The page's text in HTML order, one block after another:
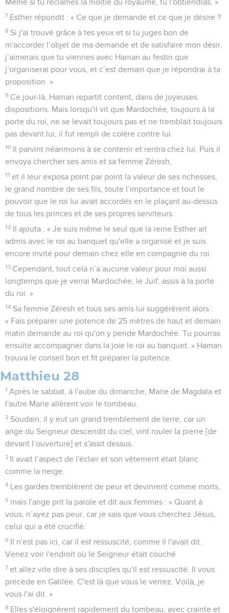
Même si tu réclames la moitié du royaume, tu l'obtiendras. »
7 Esther répondit : « Ce que je demande et ce que je désire ?
8 Si j'ai trouvé grâce à tes yeux et si tu juges bon de
m'accorder l’objet de ma demande et de satisfaire mon désir,
j’aimerais que tu viennes avec Haman au festin que
j’organiserai pour vous, et c’est demain que je répondrai à ta
proposition. »
9 Ce jour-là, Haman repartit content, dans de joyeuses
dispositions. Mais lorsqu'il vit que Mardochée, toujours à la
porte du roi, ne se levait toujours pas et ne tremblait toujours
pas devant lui, il fut rempli de colère contre lui.
10 Il parvint néanmoins à se contenir et rentra chez lui. Puis il
envoya chercher ses amis et sa femme Zéresh,
11 et il leur exposa point par point la valeur de ses richesses,
le grand nombre de ses fils, toute l’importance et tout le
pouvoir que le roi lui avait accordés en le plaçant au-dessus
de tous les princes et de ses propres serviteurs.
12 Il ajouta : « Je suis même le seul que la reine Esther ait
admis avec le roi au banquet qu'elle a organisé et je suis
encore invité pour demain chez elle en compagnie du roi.
13 Cependant, tout cela n’a aucune valeur pour moi aussi
longtemps que je verrai Mardochée, le Juif, assis à la porte
du roi. »
14 Sa femme Zéresh et tous ses amis lui suggérèrent alors :
« Fais préparer une potence de 25 mètres de haut et demain
matin demande au roi qu'on y pende Mardochée. Tu pourras
ensuite accompagner dans la joie le roi au banquet. » Haman
trouva le conseil bon et fit préparer la potence.
Matthieu 28
1 Après le sabbat, à l'aube du dimanche, Marie de Magdala et
l'autre Marie allèrent voir le tombeau.
2 Soudain, il y eut un grand tremblement de terre, car un
ange du Seigneur descendit du ciel, vint rouler la pierre [de
devant l’ouverture] et s'assit dessus.
3 Il avait l’aspect de l'éclair et son vêtement était blanc
comme la neige.
4 Les gardes tremblèrent de peur et devinrent comme morts,
5 mais l'ange prit la parole et dit aux femmes : « Quant à
vous, n’ayez pas peur, car je sais que vous cherchez Jésus,
celui qui a été crucifié.
6 Il n'est pas ici, car il est ressuscité, comme il l'avait dit.
Venez voir l'endroit où le Seigneur était couché
7 et allez vite dire à ses disciples qu'il est ressuscité. Il vous
précède en Galilée. C'est là que vous le verrez. Voilà, je
vous l'ai dit. »
8 Elles s'éloignèrent rapidement du tombeau, avec crainte et